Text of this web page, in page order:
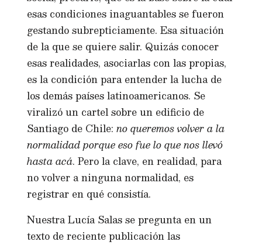
esas condiciones inaguantables se fueron
gestando subrepticiamente. Esa situación
de la que se quiere salir. Quizás conocer
esas realidades, asociarlas con las propias,
es la condición para entender la lucha de
los demás países latinoamericanos. Se
viralizó un cartel sobre un edificio de
Santiago de Chile:no queremos volver a la
normalidad porque eso fue lo que nos llevó
hasta acá. Pero la clave, en realidad, para
no volver a ninguna normalidad, es
registrar en qué consistía.
Nuestra Lucía Salas se pregunta en un
texto de reciente publicación las